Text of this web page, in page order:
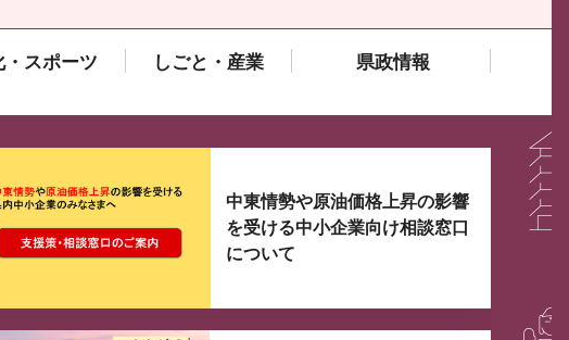
スポーツ しごと・産業 県政情報
から最大3つずつ情報が表示されるスライダーがあります。
中東情勢や原油価格上昇の影響
を受ける中小企業向け相談窓口
について